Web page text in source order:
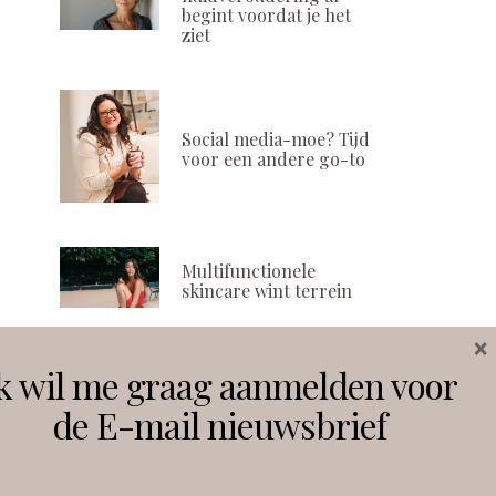
begint voordat je het
ziet
Social media-moe? Tijd
voor een andere go-to
Multifunctionele
skincare wint terrein
Volg ons
wil me graag aanmelden voor
de E-mail nieuwsbrief
×